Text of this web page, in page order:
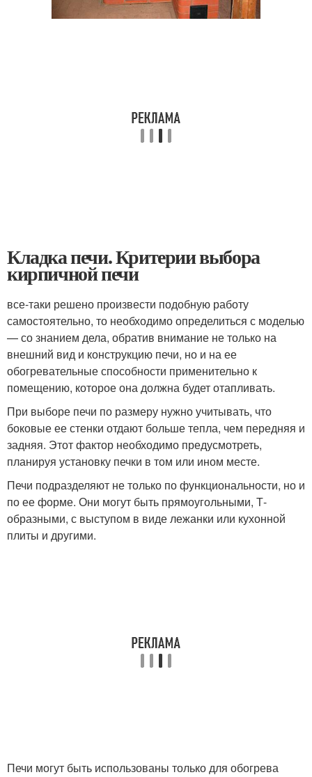
Кладка печи. Критерии выбора
кирпичной печи
все-таки решено произвести подобную работу
самостоятельно, то необходимо определиться с моделью
— со знанием дела, обратив внимание не только на
внешний вид и конструкцию печи, но и на ее
обогревательные способности применительно к
помещению, которое она должна будет отапливать.
При выборе печи по размеру нужно учитывать, что
боковые ее стенки отдают больше тепла, чем передняя и
задняя. Этот фактор необходимо предусмотреть,
планируя установку печки в том или ином месте.
Печи подразделяют не только по функциональности, но и
по ее форме. Они могут быть прямоугольными, Т-
образными, с выступом в виде лежанки или кухонной
плиты и другими.
Печи могут быть использованы только для обогрева